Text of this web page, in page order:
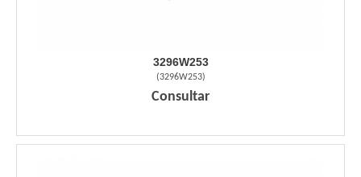
3296W253
(3296W253)
Consultar